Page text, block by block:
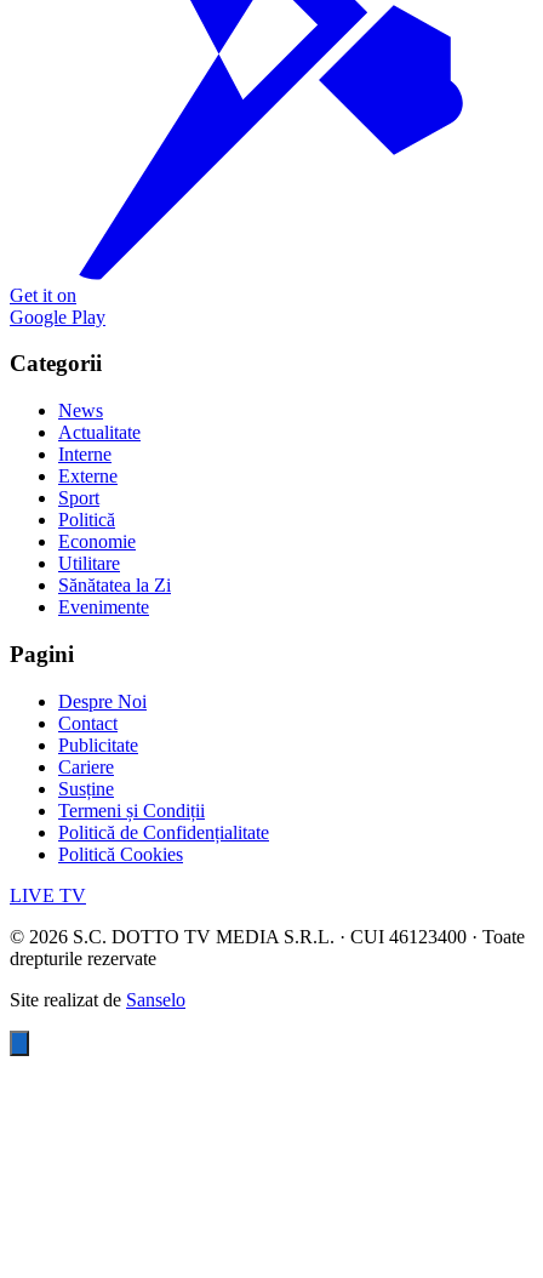
Get it on
Google Play
Categorii
News
Actualitate
Interne
Externe
Sport
Politică
Economie
Utilitare
Sănătatea la Zi
Evenimente
Pagini
Despre Noi
Contact
Publicitate
Cariere
Susține
Termeni și Condiții
Politică de Confidențialitate
Politică Cookies
LIVE TV
© 2026 S.C. DOTTO TV MEDIA S.R.L. · CUI 46123400 · Toate
drepturile rezervate
Site realizat de Sanselo